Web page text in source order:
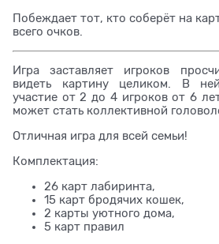
Побеждает тот, кто соберёт на
всего очков.
Игра заставляет игроков
видеть картину целиком. В
участие от 2 до 4 игроков от 6
может стать коллективной
Отличная игра для всей семьи!
Комплектация:
26 карт лабиринта,
15 карт бродячих кошек,
2 карты уютного дома,
5 карт правил